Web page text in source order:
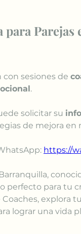
para
con sesiones de
.
solicitar su
de mejora en
https://
perfecto para tu
explora
lograr una vida